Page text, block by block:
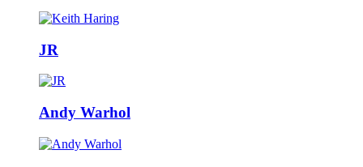
JR
Andy Warhol